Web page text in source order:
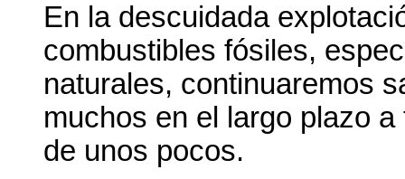
En la descuidada
combustibles fósiles,
naturales, continuaremos
muchos en el largo plazo
de unos pocos.